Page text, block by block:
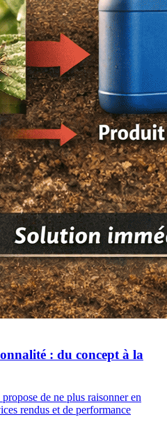
: du concept à la
de ne plus raisonner en
rendus et de performance